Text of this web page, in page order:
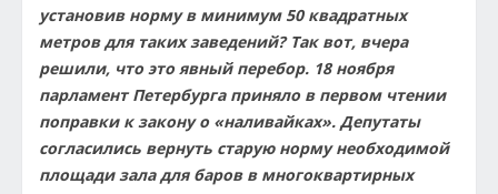
установив норму в минимум 50 квадратных
метров для таких заведений? Так вот, вчера
решили, что это явный перебор. 18 ноября
парламент Петербурга приняло в первом чтении
поправки к закону о «наливайках». Депутаты
согласились вернуть старую норму необходимой
площади зала для баров в многоквартирных